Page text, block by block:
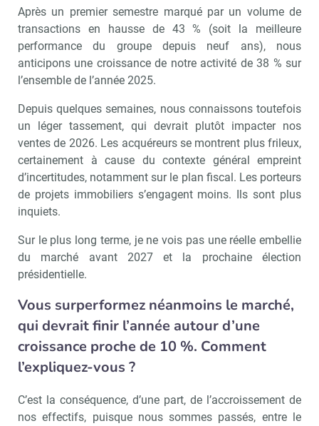
Après un premier semestre marqué par un volume de
transactions en hausse de 43 % (soit la meilleure
performance du groupe depuis neuf ans), nous
anticipons une croissance de notre activité de 38 % sur
l’ensemble de l’année 2025.
Depuis quelques semaines, nous connaissons toutefois
un léger tassement, qui devrait plutôt impacter nos
ventes de 2026. Les acquéreurs se montrent plus frileux,
certainement à cause du contexte général empreint
d’incertitudes, notamment sur le plan fiscal. Les porteurs
de projets immobiliers s’engagent moins. Ils sont plus
inquiets.
Sur le plus long terme, je ne vois pas une réelle embellie
du marché avant 2027 et la prochaine élection
présidentielle.
Vous surperformez néanmoins le marché,
qui devrait finir l’année autour d’une
croissance proche de 10 %. Comment
l’expliquez-vous ?
C’est la conséquence, d’une part, de l’accroissement de
nos effectifs, puisque nous sommes passés, entre le